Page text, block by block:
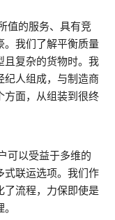
值的服务、具有竞
。我们了解平衡质量
且复杂的货物时。我
人组成，与制造商
方面，从组装到很终
可以受益于多维的
式联运选项。我们作
了流程，力保即使是